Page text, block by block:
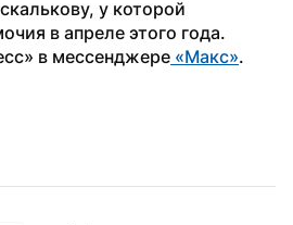
у которой
в апреле этого года.
в мессенджере «Макс».